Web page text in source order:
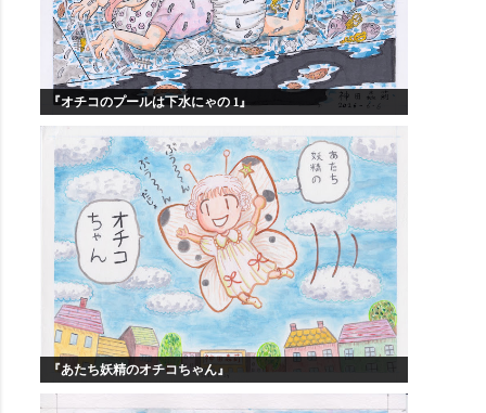
『オチコのプールは下水にゃの 1』
『あたち妖精のオチコちゃん』